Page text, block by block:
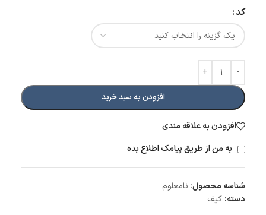
کد
افزودن به سبد خرید
افزودن به علاقه مندی
به من از طریق پیامک اطلاع بده
شناسه محصول: نامعلوم
دسته: کیف